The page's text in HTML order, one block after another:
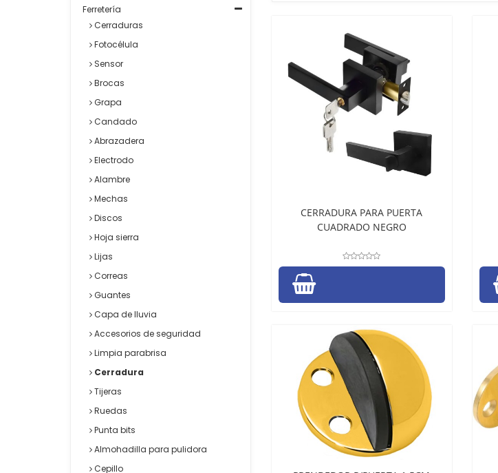
CERRADURA PARA PUERTA
CUADRADO NEGRO
Ferretería
Cerraduras
Fotocélula
Sensor
Brocas
Grapa
Candado
Abrazadera
Electrodo
Alambre
Mechas
Discos
Hoja sierra
Lijas
Correas
Guantes
Capa de lluvia
Accesorios de seguridad
Limpia parabrisa
Cerradura
Tijeras
Ruedas
Punta bits
Almohadilla para pulidora
Cepillo